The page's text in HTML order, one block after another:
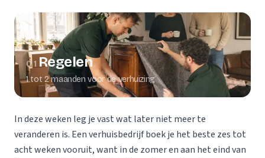
01 Regelen
1 tot 2 maanden voor de verhuizing
In deze weken leg je vast wat later niet meer te
veranderen is. Een verhuisbedrijf boek je het beste zes tot
acht weken vooruit, want in de zomer en aan het eind van